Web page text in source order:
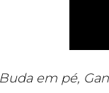
Buda em pé,